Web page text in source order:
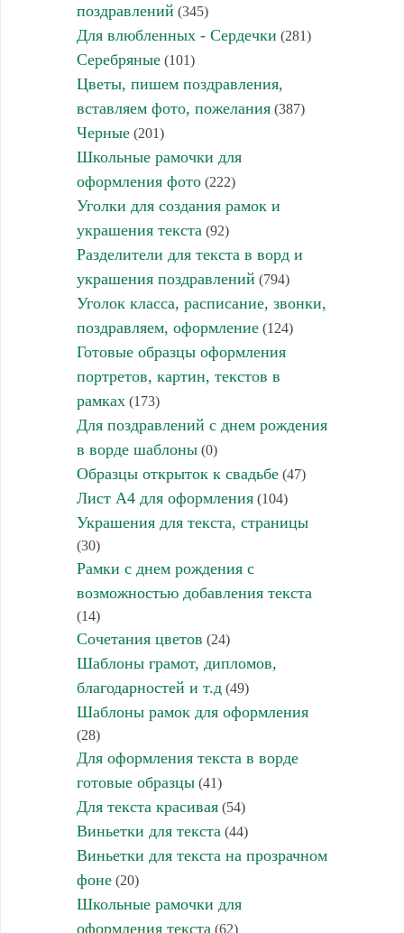
поздравлений (345)
Для влюбленных - Сердечки (281)
Серебряные(101)
Цветы, пишем поздравления,
вставляем фото, пожелания(387)
Черные(201)
Школьные рамочки для
оформления фото(222)
Уголки для создания рамок и
украшения текста (92)
Разделители для текста в ворд и
украшения поздравлений (794)
Уголок класса, расписание, звонки,
поздравляем, оформление(124)
Готовые образцы оформления
портретов, картин, текстов в
рамках(173)
Для поздравлений с днем рождения
в ворде шаблоны(0)
Образцы открыток к свадьбе(47)
Лист А4 для оформления(104)
Украшения для текста, страницы
(30)
Рамки с днем рождения с
возможностью добавления текста
(14)
Сочетания цветов (24)
Шаблоны грамот, дипломов,
благодарностей и т.д(49)
Шаблоны рамок для оформления
(28)
Для оформления текста в ворде
готовые образцы(41)
Для текста красивая(54)
Виньетки для текста (44)
Виньетки для текста на прозрачном
фоне(20)
Школьные рамочки для
оформления текста (62)